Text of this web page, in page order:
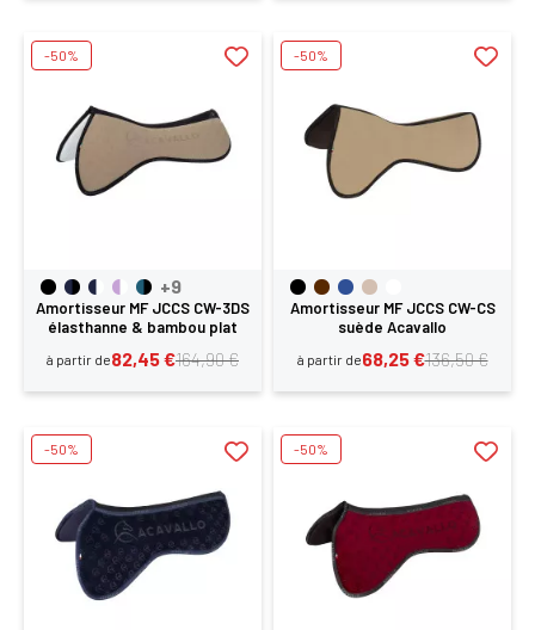
+9
Amortisseur MF JCCS CW-3DS
élasthanne & bambou plat
à partir de 164,90 €
82,45 €
-50%
Amortisseur MF JCCS CW-CS
suède Acavallo
à partir de 136,50 €
68,25 €
-50%
-50% -50%